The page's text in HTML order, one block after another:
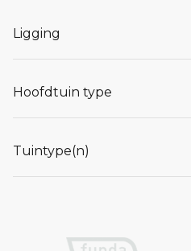
Ligging
Hoofdtuin type
Tuintype(n)